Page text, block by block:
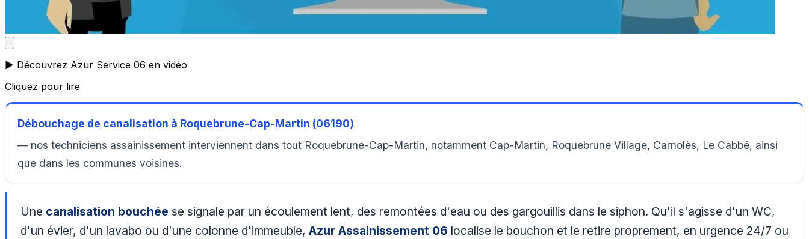
▶️ Découvrez Azur Service 06 en vidéo
Cliquez pour lire
Débouchage de canalisation à Roquebrune-Cap-Martin (06190)
— nos techniciens assainissement interviennent dans tout Roquebrune-Cap-Martin, notamment Cap-Martin, Roquebrune Village, Carnolès, Le Cabbé, ainsi
que dans les communes voisines.
Une canalisation bouchée se signale par un écoulement lent, des remontées d'eau ou des gargouillis dans le siphon. Qu'il s'agisse d'un WC,
d'un évier, d'un lavabo ou d'une colonne d'immeuble,Azur Assainissement 06 localise le bouchon et le retire proprement, en urgence 24/7 ou